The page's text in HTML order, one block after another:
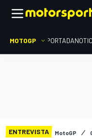
MOTOGP PORTADA
ENTREVISTA MotoGP